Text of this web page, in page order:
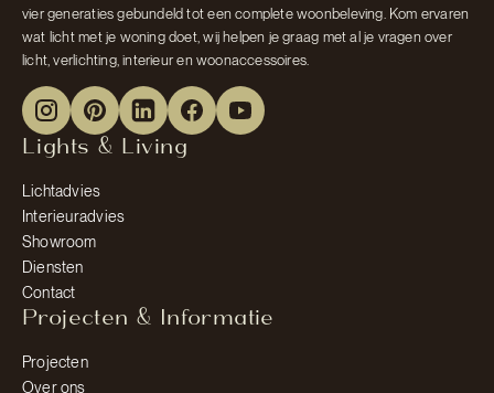
vier generaties gebundeld tot een complete woonbeleving. Kom ervaren
wat licht met je woning doet, wij helpen je graag met al je vragen over
licht, verlichting, interieur en woonaccessoires.
Lights & Living
Lichtadvies
Interieuradvies
Showroom
Diensten
Contact
Projecten & Informatie
Projecten
Over ons